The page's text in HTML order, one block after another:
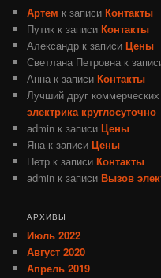
Артем к записиКонтакты
Путик к записиКонтакты
Александр к записиЦены
Светлана Петровна к
Анна к записиКонтакты
Лучший друг коммерческих
электрика круглосуточно
admin к записиЦены
Яна к записиЦены
Петр к записиКонтакты
admin к записиВызов
АРХИВЫ
Июль 2022
Август 2020
Апрель 2019